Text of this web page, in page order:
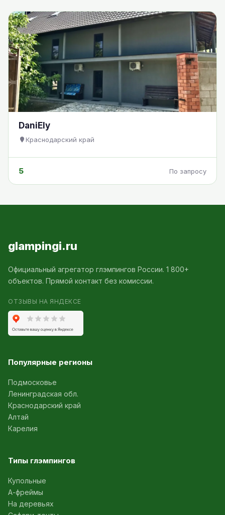
DaniEly
Краснодарский край
5 По запросу
glampingi.ru
Официальный агрегатор глэмпингов России. 1 800+
объектов. Прямой контакт без комиссии.
ОТЗЫВЫ НА ЯНДЕКСЕ
Популярные регионы
Подмосковье
Ленинградская обл.
Краснодарский край
Алтай
Карелия
Типы глэмпингов
Купольные
А-фреймы
На деревьях